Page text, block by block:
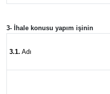
3- İhale konusu yapım işinin
3.1. Adı